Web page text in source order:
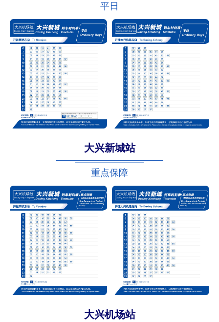
平日
大兴新城站
重点保障
大兴机场站